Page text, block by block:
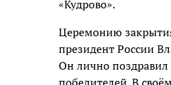
«Кудрово».
Церемонию
президент России
Он лично